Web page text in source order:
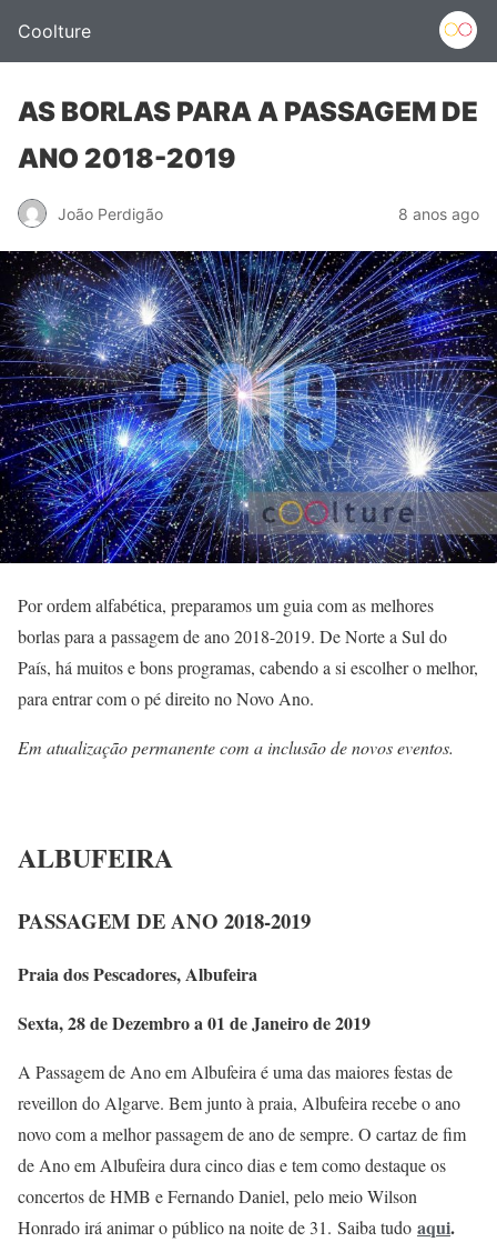
Coolture
AS BORLAS PARA A PASSAGEM DE
ANO 2018-2019
João Perdigão 8 anos ago
Por ordem alfabética, preparamos um guia com as melhores
borlas para a passagem de ano 2018-2019. De Norte a Sul do
País, há muitos e bons programas, cabendo a si escolher o melhor,
para entrar com o pé direito no Novo Ano.
Em atualização permanente com a inclusão de novos eventos.
ALBUFEIRA
PASSAGEM DE ANO 2018-2019
Praia dos Pescadores, Albufeira
Sexta, 28 de Dezembro a 01 de Janeiro de 2019
A Passagem de Ano em Albufeira é uma das maiores festas de
reveillon do Algarve. Bem junto à praia, Albufeira recebe o ano
novo com a melhor passagem de ano de sempre. O cartaz de fim
de Ano em Albufeira dura cinco dias e tem como destaque os
concertos de HMB e Fernando Daniel, pelo meio Wilson
Honrado irá animar o público na noite de 31. Saiba tudo aqui.